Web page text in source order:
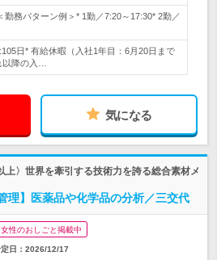
勤務パターン例＞* 1勤／7:20～17:30* 2勤／
日* 有給休暇（入社1年目：6月20日まで
以降の入…
気になる
〉世界を牽引する技術力を誇る総合素材メ
理】医薬品や化学品の分析／三交代
女性のおしごと掲載中
日： 2026/12/17